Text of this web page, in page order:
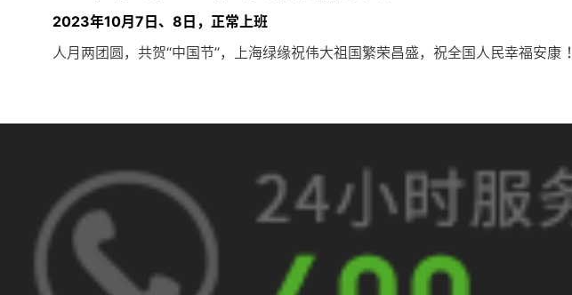
2023年10月7日、8日，正常上班
人月两团圆，共贺“中国节”，上海绿缘祝伟大祖国繁荣昌盛，祝全国人民幸福安康 ！